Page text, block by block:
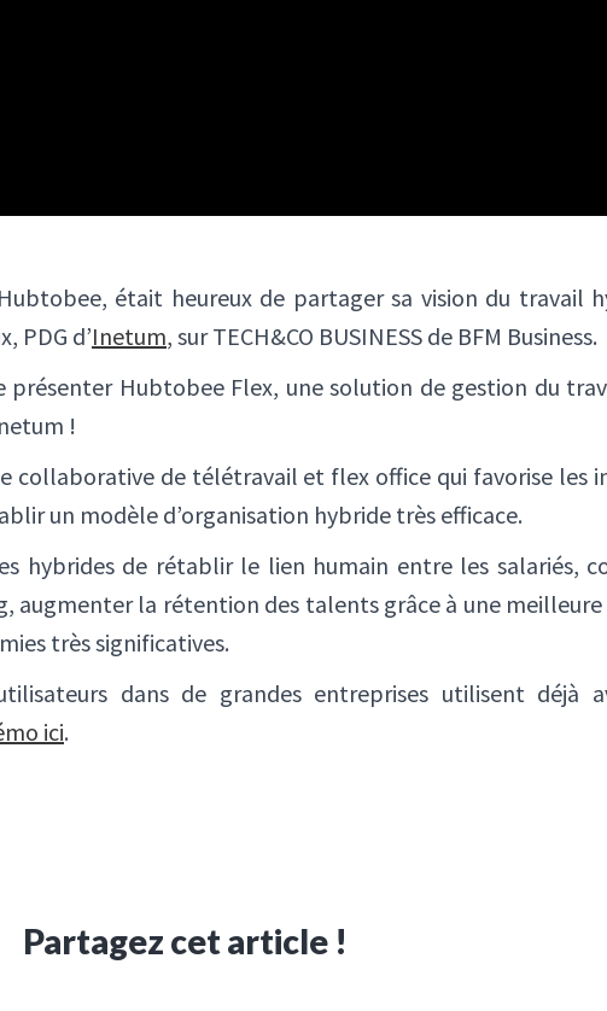
était heureux de partager sa vision du travail
PDG d’Inetum, sur TECH&CO BUSINESS de BFM Business.
Hubtobee Flex, une solution de gestion du
!
collaborative de télétravail et flex office qui favorise les
un modèle d’organisation hybride très efficace.
hybrides de rétablir le lien humain entre les salariés,
augmenter la rétention des talents grâce à une meilleure
très significatives.
dans de grandes entreprises utilisent déjà
ici.
Partagez cet article !